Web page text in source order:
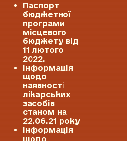
Паспорт
бюджетної
програми
місцевого
бюджету від
11 лютого
2022.
Інформація
щодо
наявності
лікарських
засобів
станом на
22.06.21 року
Інформація
щодо